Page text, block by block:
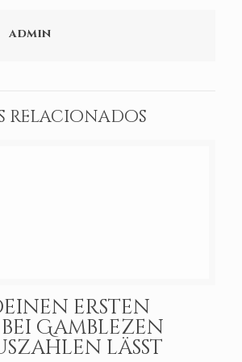
admin
relacionados
ersten
Gamblezen
lässt